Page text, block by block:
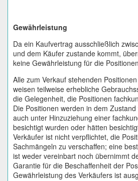
Gewährleistung
Da ein Kaufvertrag ausschließlich
und dem Käufer zustande kommt,
keine Gewährleistung für die
Alle zum Verkauf stehenden
weisen teilweise erhebliche
die Gelegenheit, die Positionen
Die Positionen werden in dem
auch unter Hinzuziehung einer
besichtigt wurden oder hätten
Verkäufer ist nicht verpflichtet, die
Sachmängeln zu verschaffen; eine
ist weder vereinbart noch übernimmt
Garantie für die Beschaffenheit der
Gewährleistung des Verkäufers ist